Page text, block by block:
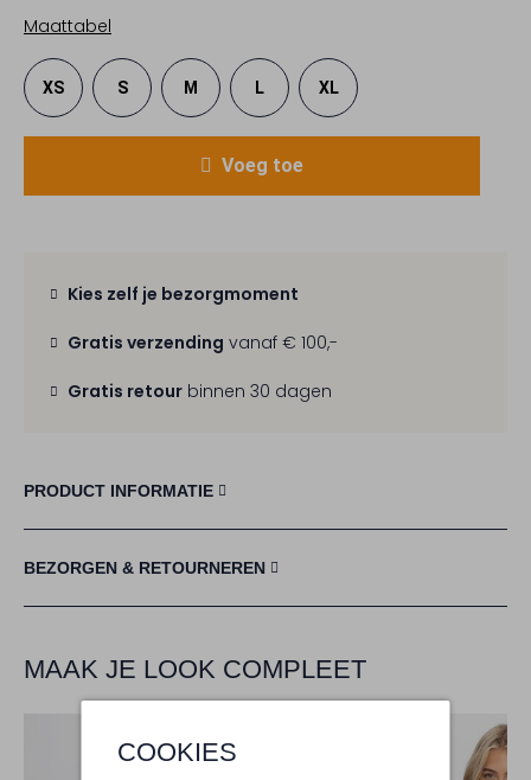
COOKIES
Maattabel
XS S M L XL
Voeg toe
Kies zelf je bezorgmoment
Gratis verzending vanaf € 100,-
Gratis retour binnen 30 dagen
PRODUCT INFORMATIE
BEZORGEN & RETOURNEREN
MAAK JE LOOK COMPLEET